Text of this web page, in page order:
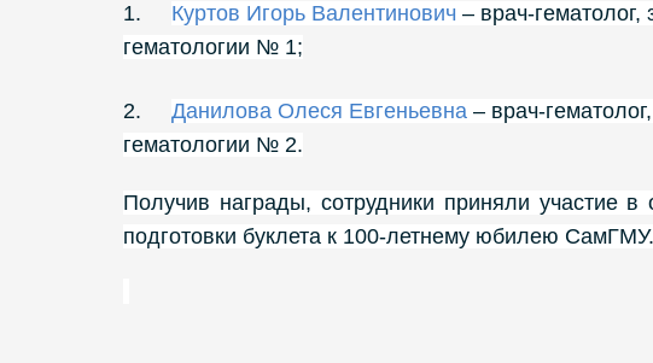
1. Куртов Игорь Валентинович – врач-
гематологии № 1;
2. Данилова Олеся Евгеньевна – врач-
гематологии № 2.
Получив награды, сотрудники приняли участие
подготовки буклета к 100-летнему юбилею СамГМУ.